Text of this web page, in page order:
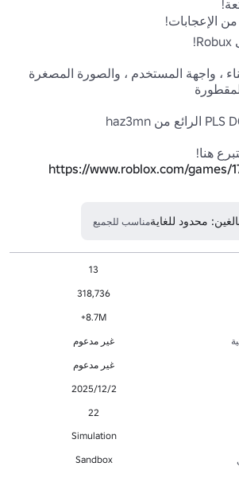
هنا!
https://www.roblox.com/games/
محدود للغايةمناسب للجميع
13
318,736
8.7M+
غير مدعوم
غير مدعوم
2‏/12‏/2025
22
Simulation
Sandbox